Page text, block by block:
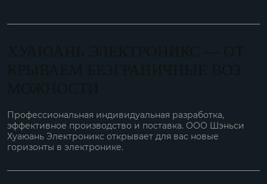
Профессиональная индивидуальная разработка,
эффективное производство и поставка. ООО Шэньси
Хуаюань Электроникс открывает для вас новые
горизонты в электронике.